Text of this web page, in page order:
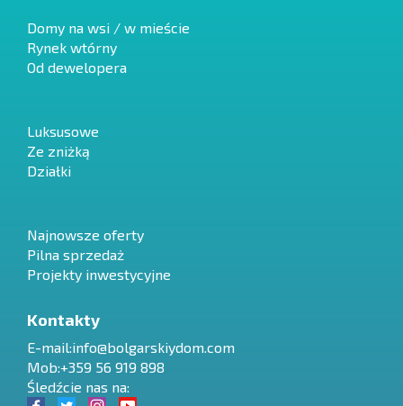
Domy na wsi / w mieście
Rynek wtórny
Od dewelopera
Luksusowe
Ze zniżką
Działki
Najnowsze oferty
Pilna sprzedaż
Projekty inwestycyjne
Kontakty
E-mail:info@bolgarskiydom.com
Mob:+359 56 919 898
Śledźcie nas na: